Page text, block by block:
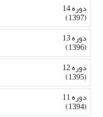
دوره 14
(1397)
دوره 13
(1396)
دوره 12
(1395)
دوره 11
(1394)